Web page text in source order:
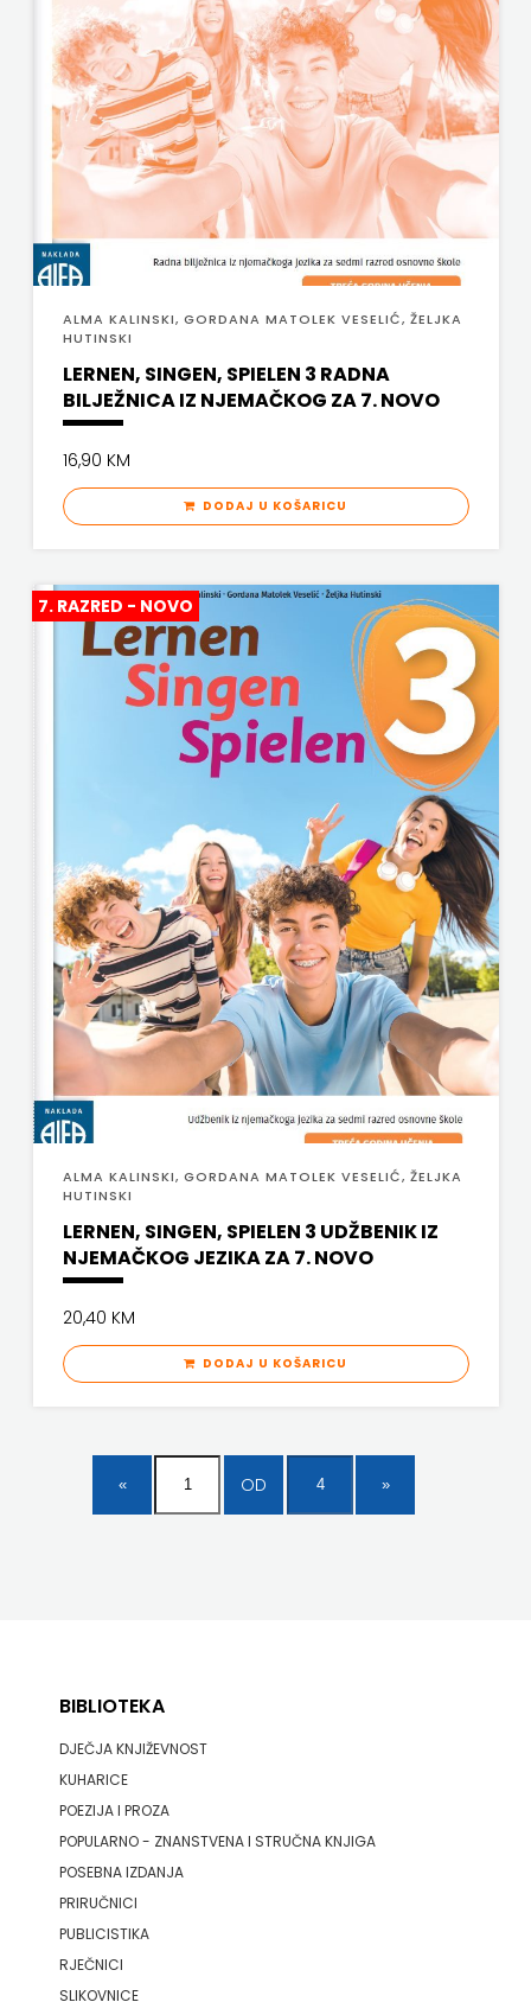
ALMA KALINSKI, GORDANA MATOLEK VESELIĆ, ŽELJKA
HUTINSKI
LERNEN, SINGEN, SPIELEN 3 RADNA
BILJEŽNICA IZ NJEMAČKOG ZA 7. NOVO
16,90 KM
DODAJ U KOŠARICU
7. RAZRED - NOVO
ALMA KALINSKI, GORDANA MATOLEK VESELIĆ, ŽELJKA
HUTINSKI
LERNEN, SINGEN, SPIELEN 3 UDŽBENIK IZ
NJEMAČKOG JEZIKA ZA 7. NOVO
20,40 KM
DODAJ U KOŠARICU
OD
BIBLIOTEKA
DJEČJA KNJIŽEVNOST
KUHARICE
POEZIJA I PROZA
POPULARNO - ZNANSTVENA I STRUČNA KNJIGA
POSEBNA IZDANJA
PRIRUČNICI
PUBLICISTIKA
RJEČNICI
SLIKOVNICE